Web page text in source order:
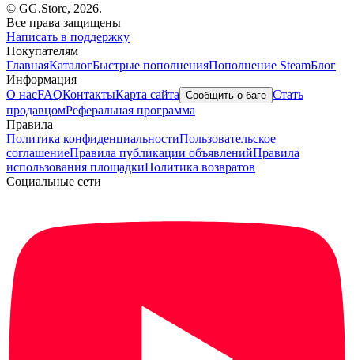
© GG.Store, 2026.
Все права защищены
Написать в поддержку
Покупателям
ГлавнаяКаталогБыстрые пополненияПополнение SteamБлог
Информация
О насFAQКонтактыКарта сайта Сообщить о баге Стать
продавцомРеферальная программа
Правила
Политика конфиденциальностиПользовательское
соглашениеПравила публикации объявленийПравила
использования площадкиПолитика возвратов
Социальные сети